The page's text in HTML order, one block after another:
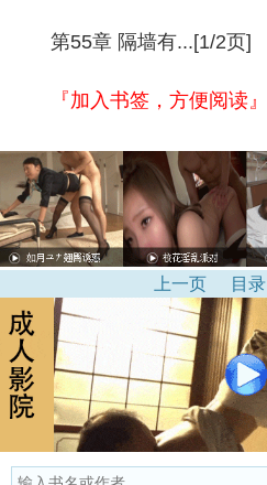
第55章 隔墙有...[1/2页]
『加入书签，方便阅读』
上一页 目录